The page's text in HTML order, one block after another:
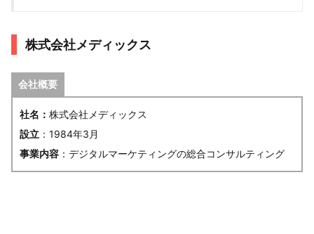
株式会社メディックス
会社概要
社名： 株式会社メディックス
設立 ：1984年3月
事業内容 ：デジタルマーケティングの総合コンサルティング